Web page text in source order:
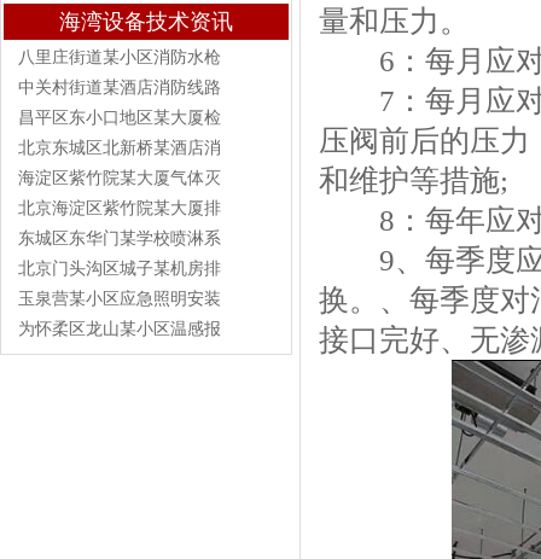
海湾设备技术资讯
八里庄街道某小区消防水枪
中关村街道某酒店消防线路
昌平区东小口地区某大厦检
北京东城区北新桥某酒店消
海淀区紫竹院某大厦气体灭
北京海淀区紫竹院某大厦排
东城区东华门某学校喷淋系
北京门头沟区城子某机房排
玉泉营某小区应急照明安装
为怀柔区龙山某小区温感报
量和压力。
6：每月应对
7：每月应对
压阀前后的压
和维护等措施;
8：每年应对
9、每季度应
换。、每季度对
接口完好、无渗